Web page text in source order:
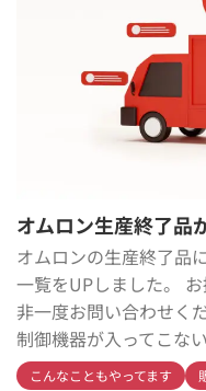
オムロン生産終了品
オムロンの生産終了品
一覧をUPしました。
非一度お問い合わせく
制御機器が入ってこな
こんなこともやってます